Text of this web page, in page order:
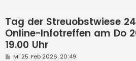
Tag der Streuobstwiese
Online-Infotreffen am Do
19.00 Uhr
BMi 25. Feb 2026, 20:49